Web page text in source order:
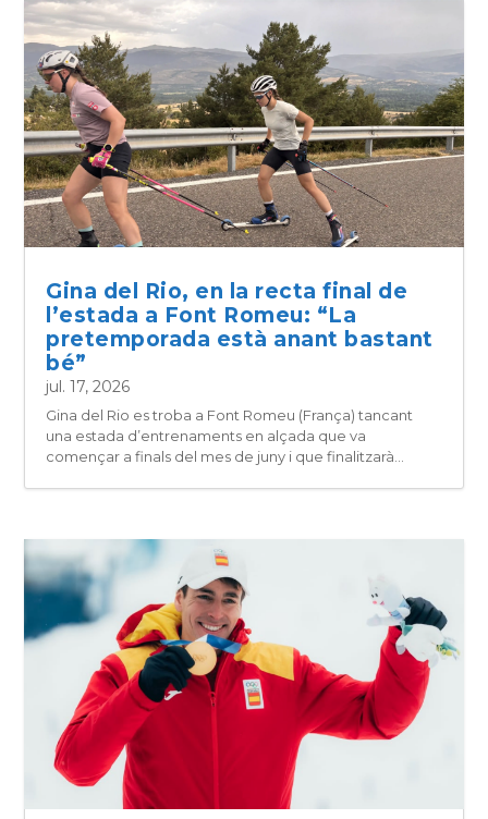
Gina del Rio, en la recta final de
l’estada a Font Romeu: “La
pretemporada està anant bastant
bé”
jul. 17, 2026
Gina del Rio es troba a Font Romeu (França) tancant
una estada d’entrenaments en alçada que va
començar a finals del mes de juny i que finalitzarà...